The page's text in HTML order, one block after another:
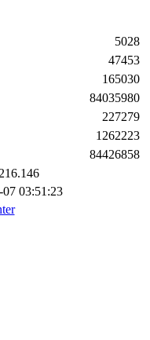
5028
47453
165030
84035980
227279
1262223
84426858
07 03:51:23